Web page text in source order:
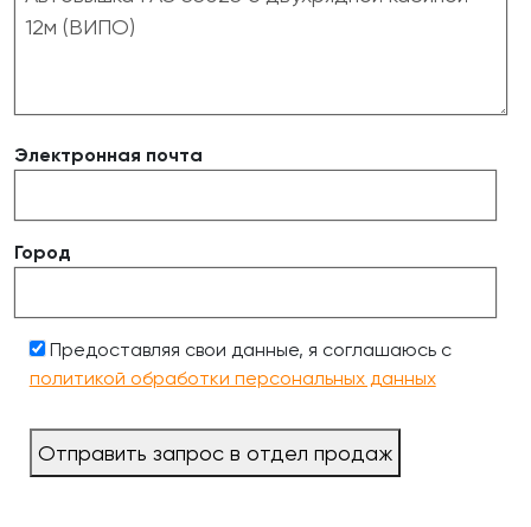
Электронная почта
Город
Предоставляя свои данные, я соглашаюсь с
политикой обработки персональных данных
Отправить запрос в отдел продаж